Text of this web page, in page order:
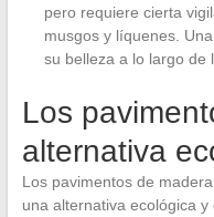
pero requiere cierta
musgos y líquenes.
su belleza a lo largo de
Los
alternativa
Los pavimentos de
una alternativa ecológica